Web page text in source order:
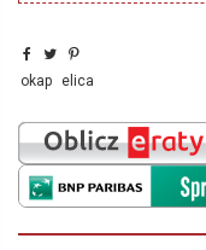
okap elica